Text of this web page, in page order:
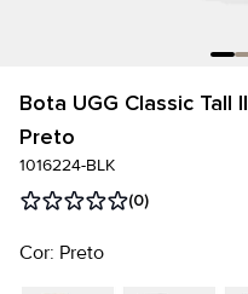
Bota UGG Classic Tall II
Preto
1016224-BLK
(0)
Cor: Preto